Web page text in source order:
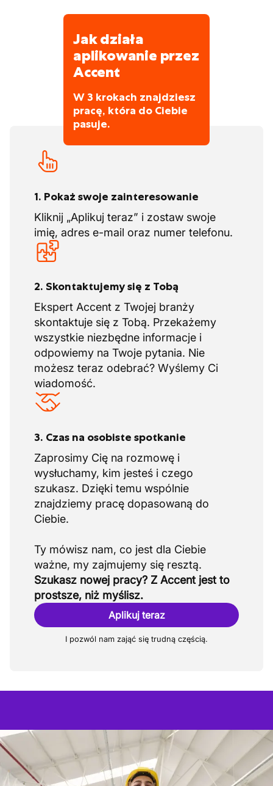
Jak działa
aplikowanie przez
Accent
W 3 krokach znajdziesz
pracę, która do Ciebie
pasuje.
1. Pokaż swoje zainteresowanie
Kliknij „Aplikuj teraz” i zostaw swoje
imię, adres e-mail oraz numer telefonu.
2. Skontaktujemy się z Tobą
Ekspert Accent z Twojej branży
skontaktuje się z Tobą. Przekażemy
wszystkie niezbędne informacje i
odpowiemy na Twoje pytania. Nie
możesz teraz odebrać? Wyślemy Ci
wiadomość.
3. Czas na osobiste spotkanie
Zaprosimy Cię na rozmowę i
wysłuchamy, kim jesteś i czego
szukasz. Dzięki temu wspólnie
znajdziemy pracę dopasowaną do
Ciebie.
Ty mówisz nam, co jest dla Ciebie
Szukasz nowej pracy? Z Accent jest to
prostsze, niż myślisz.
Aplikuj teraz
I pozwól nam zająć się trudną częścią.